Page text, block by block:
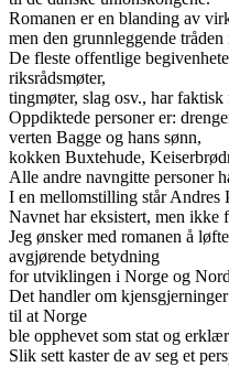
Romanen er en blanding av
men den grunnleggende
De fleste offentlige
riksrådsmøter,
tingmøter, slag osv., har faktisk
Oppdiktede personer er:
verten Bagge og hans sønn,
kokken Buxtehude,
Alle andre navngitte personer
I en mellomstilling står Andres
Navnet har eksistert, men ikke
Jeg ønsker med romanen å
avgjørende betydning
for utviklingen i Norge og
Det handler om
til at Norge
ble opphevet som stat og
Slik sett kaster de av seg et